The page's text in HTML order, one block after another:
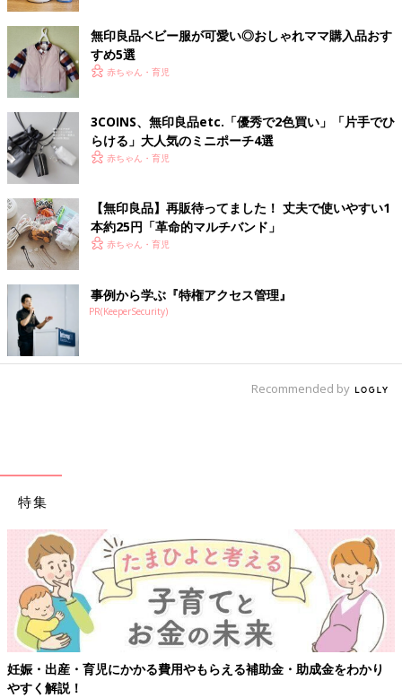
出典：Instagramアカウント「sho_mama20191020」
今回こちらのあらいぐまTシャツをコーデに取り入れたsho_chan
さん。あらいぐまの顔が大きくプリントされていてとっても可愛
らしい雰囲気。センターではなく横からのぞくのがキュートです
ね。
サラッと着れそう！ボーダーワンピ
出典：Instagramアカウント「m_mz_k」
m_mz_kさんはボーダーのTシャツワンピをお子さんのコーデ
に。丈も長すぎず動きやすそうです。見た目も可愛らしくて涼し
無印良品ベビー服が可愛い◎おしゃれママ購入品おす
すめ5選
赤ちゃん・育児
3COINS、無印良品etc.「優秀で2色買い」「片手でひ
らける」大人気のミニポーチ4選
赤ちゃん・育児
【無印良品】再販待ってました！ 丈夫で使いやすい1
本約25円「革命的マルチバンド」
赤ちゃん・育児
事例から学ぶ『特権アクセス管理』
PR(KeeperSecurity)
Recommended by
特集
妊娠・出産・育児にかかる費用やもらえる補助金・助成金をわかり
やすく解説！